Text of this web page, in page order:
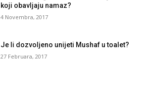
koji obavljaju namaz?
4 Novembra, 2017
Je li dozvoljeno unijeti Mushaf u toalet?
27 Februara, 2017